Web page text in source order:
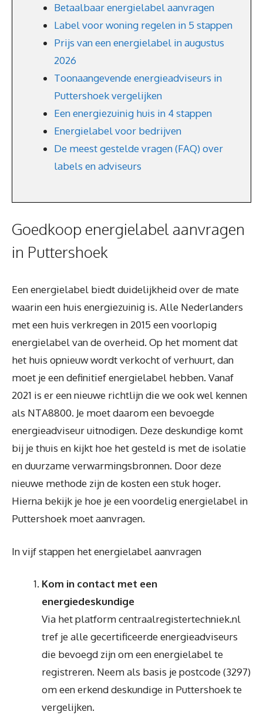
Betaalbaar energielabel aanvragen
Label voor woning regelen in 5 stappen
Prijs van een energielabel in augustus
2026
Toonaangevende energieadviseurs in
Puttershoek vergelijken
Een energiezuinig huis in 4 stappen
Energielabel voor bedrijven
De meest gestelde vragen (FAQ) over
labels en adviseurs
Goedkoop energielabel aanvragen
in Puttershoek
Een energielabel biedt duidelijkheid over de mate
waarin een huis energiezuinig is. Alle Nederlanders
met een huis verkregen in 2015 een voorlopig
energielabel van de overheid. Op het moment dat
het huis opnieuw wordt verkocht of verhuurt, dan
moet je een definitief energielabel hebben. Vanaf
2021 is er een nieuwe richtlijn die we ook wel kennen
als NTA8800. Je moet daarom een bevoegde
energieadviseur uitnodigen. Deze deskundige komt
bij je thuis en kijkt hoe het gesteld is met de isolatie
en duurzame verwarmingsbronnen. Door deze
nieuwe methode zijn de kosten een stuk hoger.
Hierna bekijk je hoe je een voordelig energielabel in
Puttershoek moet aanvragen.
In vijf stappen het energielabel aanvragen
Kom in contact met een
energiedeskundige
Via het platform centraalregistertechniek.nl
tref je alle gecertificeerde energieadviseurs
die bevoegd zijn om een energielabel te
registreren. Neem als basis je postcode (3297)
om een erkend deskundige in Puttershoek te
vergelijken.